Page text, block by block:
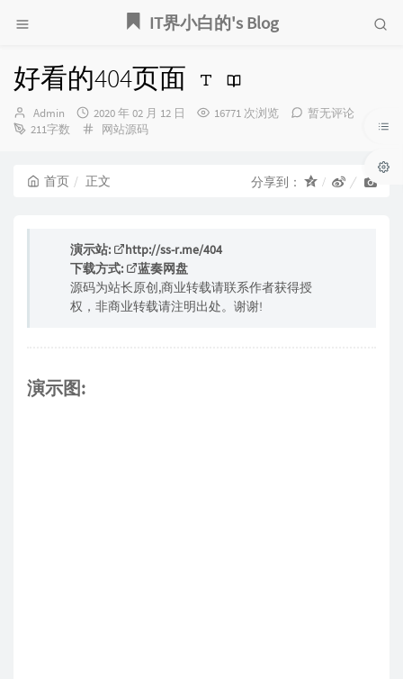
IT界小白的's Blog
好看的404页面
博
主：
Admin
发
布
2020 年 02 月 12 日 16771 次浏览
暂无评论
211字数
分
网站源码
首页 正文 分享到：
演示站:
http://ss-r.me/404
下载方式:
蓝奏网盘
源码为站长原创,商业转载请联系作者获得授
权，非商业转载请注明出处。谢谢!
演示图: